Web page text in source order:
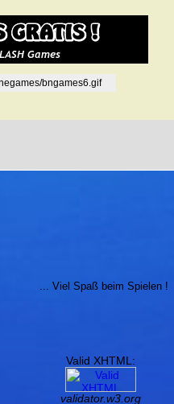
bngames6.gif
... Viel Spaß beim Spielen !
Valid XHTML:
validator.w3.org